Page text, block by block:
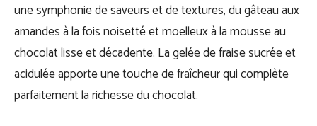
une symphonie de saveurs et de textures, du gâteau aux
amandes à la fois noisetté et moelleux à la mousse au
chocolat lisse et décadente. La gelée de fraise sucrée et
acidulée apporte une touche de fraîcheur qui complète
parfaitement la richesse du chocolat.